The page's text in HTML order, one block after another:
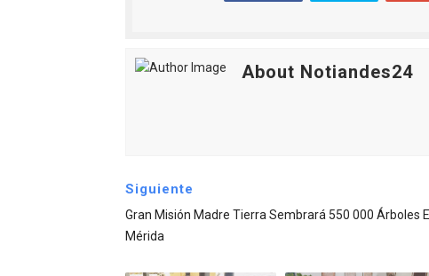
About Notiandes24
Siguiente
Gran Misión Madre Tierra Sembrará 550 000 Árboles
Mérida